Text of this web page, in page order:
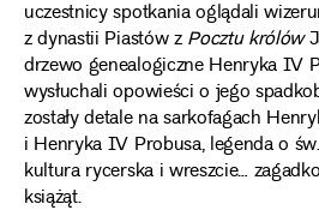
uczestnicy spotkania oglądali
z dynastii Piastów zPocztu królów
drzewo genealogiczne Henryka IV
wysłuchali opowieści o jego
zostały detale na sarkofagach
i Henryka IV Probusa, legenda o
kultura rycerska i wreszcie…
książąt.